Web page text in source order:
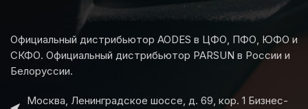
Официальный дистрибьютор AODES в ЦФО, ПФО, ЮФО и
СКФО. Официальный дистрибьютор PARSUN в России и
Белоруссии.
Москва, Ленинградское шоссе, д. 69, кор. 1 Бизнес-